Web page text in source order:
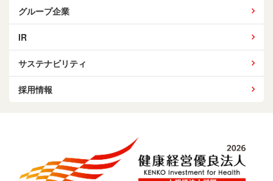
グループ企業
IR
サステナビリティ
採用情報